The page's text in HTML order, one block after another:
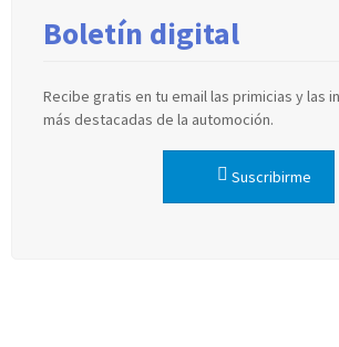
Boletín digital
Recibe gratis en tu email las primicias y las
más destacadas de la automoción.
Suscribirme